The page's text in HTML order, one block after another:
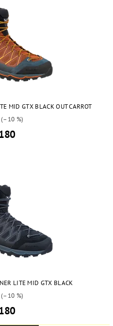
MID GTX BLACK OUT CARROT
%)
LITE MID GTX BLACK
%)